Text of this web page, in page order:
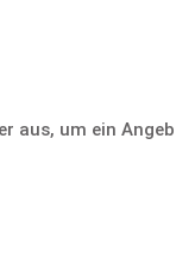
aus, um ein